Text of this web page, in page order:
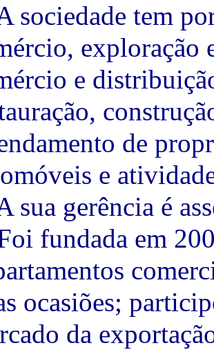
sociedade tem
exploração
e
de
e
sua gerência é
fundada em
ocasiões;
da